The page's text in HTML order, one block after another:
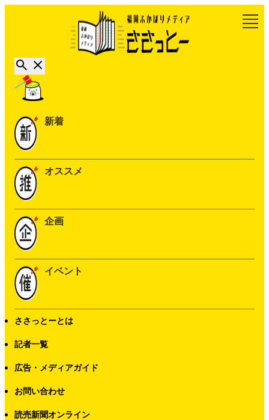
新着
オススメ
企画
イベント
ささっとーとは
記者一覧
広告・メディアガイド
お問い合わせ
読売新聞オンライン